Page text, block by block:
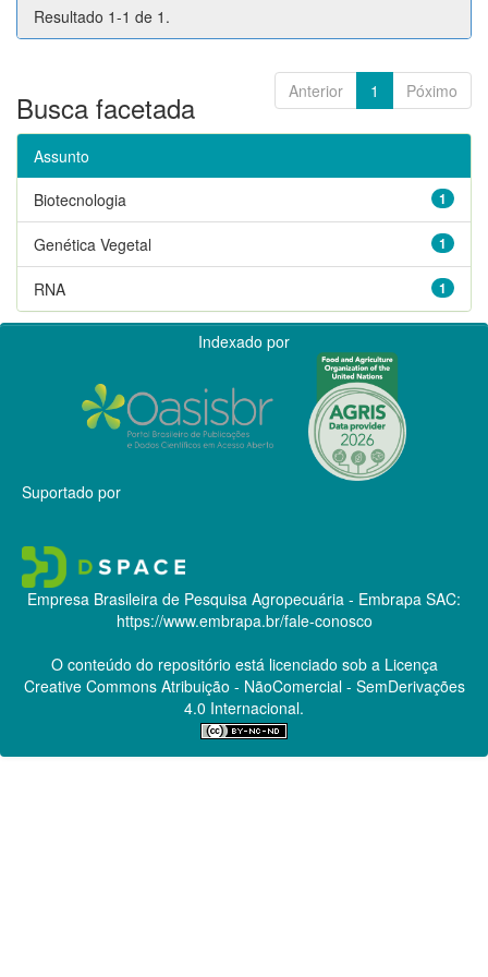
Resultado 1-1 de 1.
Anterior 1 Póximo
Busca facetada
Assunto
1
Biotecnologia
1
Genética Vegetal
1
RNA
Indexado por
Suportado por
Empresa Brasileira de Pesquisa Agropecuária - Embrapa SAC:
https://www.embrapa.br/fale-conosco
O conteúdo do repositório está licenciado sob a Licença
Creative CommonsAtribuição - NãoComercial - SemDerivações
4.0 Internacional.